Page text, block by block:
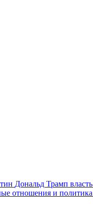
Дональд Трамп власть
отношения и политика